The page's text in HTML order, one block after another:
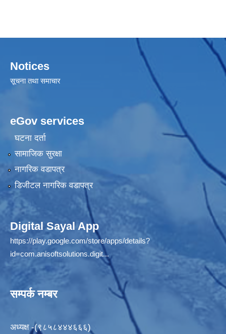
Notices
सूचना तथा समाचार
eGov services
घटना दर्ता
सामाजिक सुरक्षा
नागरिक वडापत्र
डिजीटल नागरिक वडापत्र
Digital Sayal App
https://play.google.com/store/apps/details?
id=com.anisoftsolutions.digit...
सम्पर्क नम्बर
अध्यक्ष -(९८५८४४४६६६)